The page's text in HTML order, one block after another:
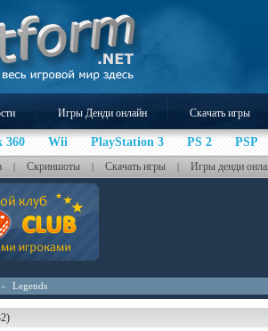
Игры Денди онлайн Скачать игры
360 Wii PlayStation 3 PS 2 PSP
| Скриншоты | Скачать игры | Игры денди
- Legends